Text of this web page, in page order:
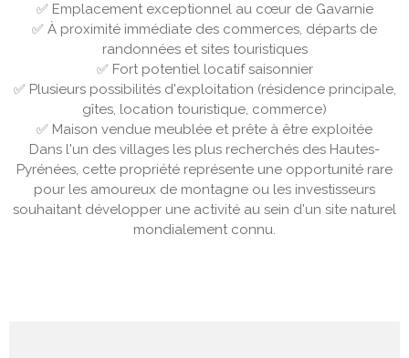
✅Emplacement exceptionnel au cœur de Gavarnie
✅ À proximité immédiate des commerces, départs de
randonnées et sites touristiques
✅Fort potentiel locatif saisonnier
✅Plusieurs possibilités d'exploitation (résidence principale,
gîtes, location touristique, commerce)
✅ Maison vendue meublée et prête à être exploitée
Dans l'un des villages les plus recherchés des Hautes-
Pyrénées, cette propriété représente une opportunité rare
pour les amoureux de montagne ou les investisseurs
souhaitant développer une activité au sein d'un site naturel
mondialement connu.